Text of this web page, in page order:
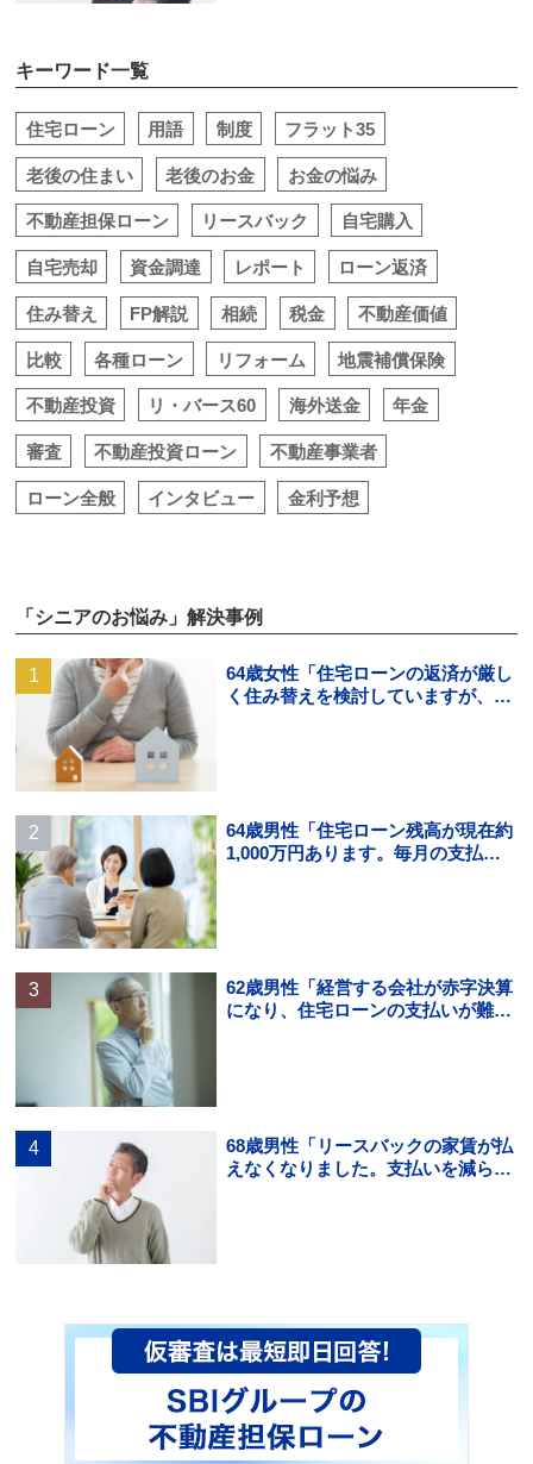
キーワード一覧
住宅ローン 用語 制度 フラット35
老後の住まい 老後のお金 お金の悩み
不動産担保ローン リースバック 自宅購入
自宅売却 資金調達 レポート ローン返済
住み替え FP解説 相続 税金 不動産価値
比較 各種ローン リフォーム 地震補償保険
不動産投資 リ・バース60 海外送金 年金
審査 不動産投資ローン 不動産事業者
ローン全般 インタビュー 金利予想
「シニアのお悩み」解決事例
64歳女性「住宅ローンの返済が厳し
く住み替えを検討していますが、頭
64歳男性「住宅ローン残高が現在約
1,000万円あります。毎月の支払い
62歳男性「経営する会社が赤字決算
になり、住宅ローンの支払いが難し
68歳男性「リースバックの家賃が払
えなくなりました。支払いを減らす